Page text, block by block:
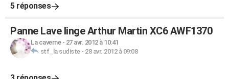
5 réponses
Panne Lave linge Arthur Martin XC6 AWF1370
La caverne- 27 avr. 2012 à 10:41
stf_la sudiste- 28 avr. 2012 à 09:08